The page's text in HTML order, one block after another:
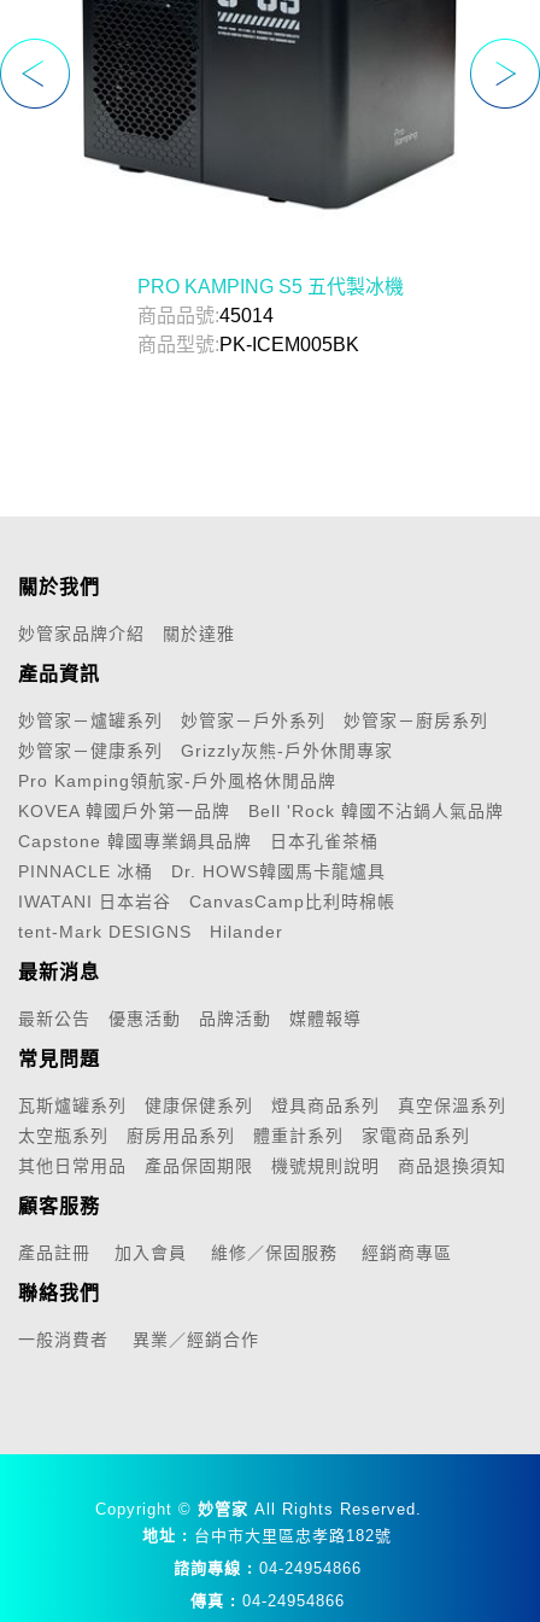
PRO KAMPING S5 五代製冰機
商品品號:45014
商品型號:PK-ICEM005BK
關於我們
妙管家品牌介紹 關於達雅
產品資訊
妙管家－爐罐系列 妙管家－戶外系列
妙管家－廚房系列
妙管家－健康系列
Grizzly灰熊-戶外休閒專家
Pro Kamping領航家-戶外風格休閒品牌
KOVEA 韓國戶外第一品牌
Bell 'Rock 韓國不沾鍋人氣品牌
Capstone 韓國專業鍋具品牌
日本孔雀茶桶
PINNACLE 冰桶
Dr. HOWS韓國馬卡龍爐具
IWATANI 日本岩谷
CanvasCamp比利時棉帳
tent-Mark DESIGNS
Hilander
最新消息
最新公告 優惠活動 品牌活動 媒體報導
常見問題
瓦斯爐罐系列 健康保健系列 燈具商品系列
真空保溫系列
太空瓶系列
廚房用品系列 體重計系列
家電商品系列
其他日常用品
產品保固期限 機號規則說明 商品退換須知
顧客服務
產品註冊 加入會員 維修／保固服務 經銷商專區
聯絡我們
一般消費者 異業／經銷合作
Copyright © 妙管家 All Rights Reserved.
地址 : 台中市大里區忠孝路182號
諮詢專線 : 04-24954866
傳真 : 04-24954866